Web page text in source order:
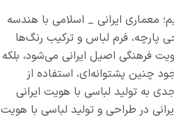
معماری ایرانی _ اسلامی با هندسه
پارچه، فرم لباس و ترکیب رنگ‌ها
فرهنگی اصیل ایرانی می‌شود، بلکه
چنین پشتوانه‌ای، استفاده از
به تولید لباسی با هویت ایرانی
در طراحی و تولید لباسی با هویت